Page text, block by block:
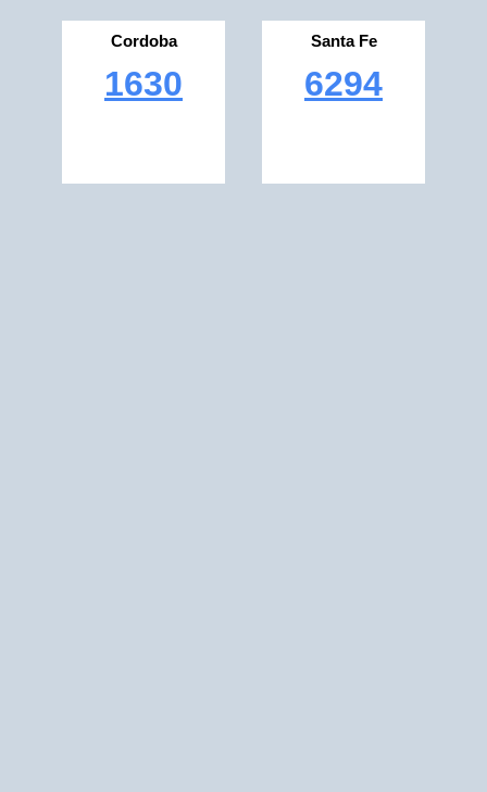
Cordoba
1630
Santa Fe
6294